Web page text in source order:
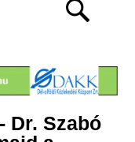
Dr. Szabó